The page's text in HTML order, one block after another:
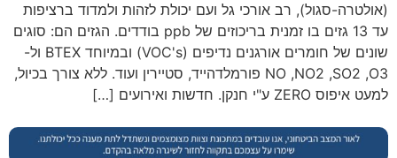
(אולטרה-סגול), רב אורכי גל ועם יכולת לזהות ולמדוד ברציפות
עד 13 גזים בו זמנית בריכוזים של ppb בודדים. הגזים הם: סוגים
שונים של חומרים אורגנים נדיפים (VOC's) ובמיוחד BTEX ול-
NO ,NO2 ,SO2 ,O3 פורמלדהייד, סטיירין ועוד. ללא צורך בכיול,
למעט איפוס ZERO ע"י חנקן. חדשות ואירועים […]